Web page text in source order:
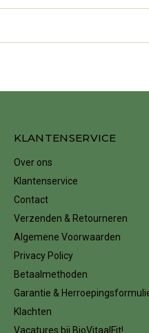
KLANTENSERVICE
Over ons
Klantenservice
Contact
Verzenden & Retourneren
Algemene Voorwaarden
Privacy Policy
Betaalmethoden
Garantie &
Klachten
Vacatures bij BioVitaalFit!